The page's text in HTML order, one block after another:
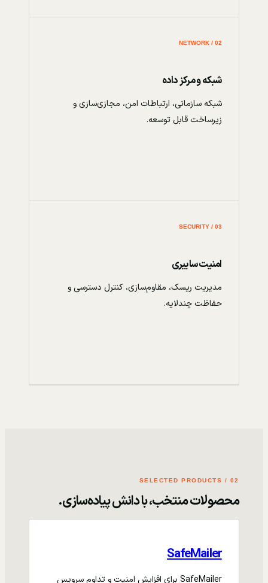
02 / NETWORK
شبکه و مرکز داده
شبکه سازمانی، ارتباطات امن، مجازی‌سازی و
زیرساخت قابل توسعه.
03 / SECURITY
امنیت سایبری
مدیریت ریسک، مقاوم‌سازی، کنترل دسترسی و
حفاظت چندلایه.
02 / SELECTED PRODUCTS
محصولات منتخب، با دانش پیاده‌سازی.
SafeMailer
SafeMailer برای افزایش امنیت و تداوم سرویس